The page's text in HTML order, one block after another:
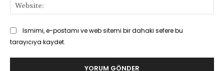
Ismimi, e-postamı ve web sitemi bir dahaki sefere bu
tarayıcıya kaydet.